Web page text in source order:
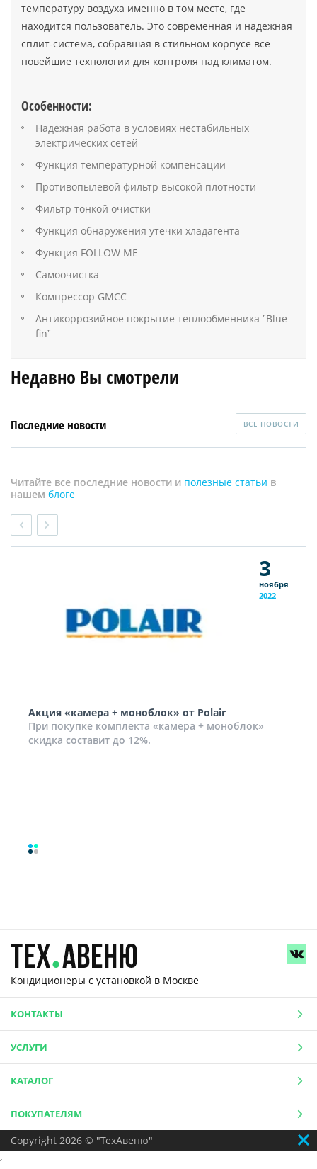
температуру воздуха именно в том месте, где
находится пользователь. Это современная и надежная
сплит-система, собравшая в стильном корпусе все
новейшие технологии для контроля над климатом.
Особенности:
Надежная работа в условиях нестабильных
электрических сетей
Функция температурной компенсации
Противопылевой фильтр высокой плотности
Фильтр тонкой очистки
Функция обнаружения утечки хладагента
Функция FOLLOW ME
Самоочистка
Компрессор GMCC
Антикоррозийное покрытие теплообменника ˮBlue
finˮ
Недавно Вы смотрели
Последние новости ВСЕ НОВОСТИ
Читайте все последние новости и полезные статьи в
нашем блоге
3
ноября
2022
Акция «камера + моноблок» от Polair
При покупке комплекта «камера + моноблок»
скидка составит до 12%.
Кондиционеры с установкой в Москве
КОНТАКТЫ
УСЛУГИ
КАТАЛОГ
ПОКУПАТЕЛЯМ
Copyright 2026 © "ТехАвеню"
,